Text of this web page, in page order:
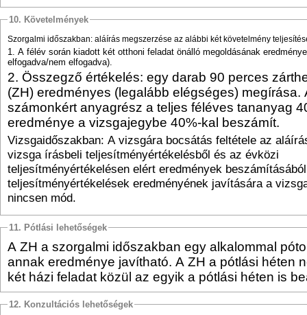
10. Követelmények
Szorgalmi időszakban: aláírás megszerzése az alábbi két követelmény
1. A félév során kiadott két otthoni feladat önálló megoldásának
elfogadva/nem elfogadva).
2. Összegző értékelés: egy darab 90 perces
(ZH) eredményes (legalább elégséges) megírása.
számonkért anyagrész a teljes féléves tananyag
eredménye a vizsgajegybe 40%-kal beszámít.
Vizsgaidőszakban: A vizsgára bocsátás feltétele az
vizsga írásbeli teljesítményértékelésből és az évközi
teljesítményértékelésen elért eredmények
teljesítményértékelések eredményének javítására a
nincsen mód.
11. Pótlási lehetőségek
A ZH a szorgalmi időszakban egy alkalommal
annak eredménye javítható. A ZH a pótlási héten
két házi feladat közül az egyik a pótlási héten is
12. Konzultációs lehetőségek